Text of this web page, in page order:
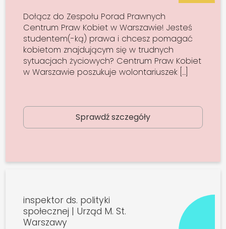
Dołącz do Zespołu Porad Prawnych
Centrum Praw Kobiet w Warszawie! Jesteś
studentem(-ką) prawa i chcesz pomagać
kobietom znajdującym się w trudnych
sytuacjach życiowych? Centrum Praw Kobiet
w Warszawie poszukuje wolontariuszek […]
Sprawdź szczegóły
inspektor ds. polityki
społecznej | Urząd M. St.
Warszawy